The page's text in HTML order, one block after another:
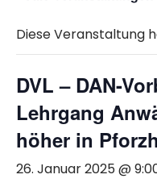
Diese Veranstaltung
DVL – DAN-
Lehrgang
höher in
26. Januar 2025 @